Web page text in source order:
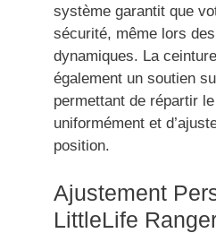
système garantit que
sécurité, même lors
dynamiques. La
également un soutien
permettant de répartir
uniformément et
position.
Ajustement
LittleLife